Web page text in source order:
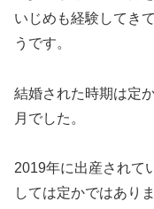
いじめも経験してき
うです。
結婚された時期は定
月でした。
2019年に出産されて
しては定かではありま